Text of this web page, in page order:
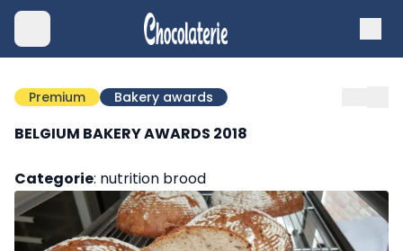
Premium Bakery awards
BELGIUM BAKERY AWARDS 2018
Categorie: nutrition brood